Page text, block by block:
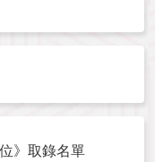
》取錄名單